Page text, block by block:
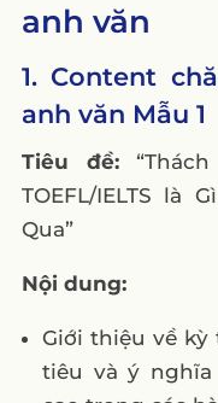
anh văn
1. Content
anh văn Mẫu 1
Tiêu đề:
TOEFL/IELTS là
Qua”
Nội dung:
Giới thiệu về kỳ
tiêu và ý